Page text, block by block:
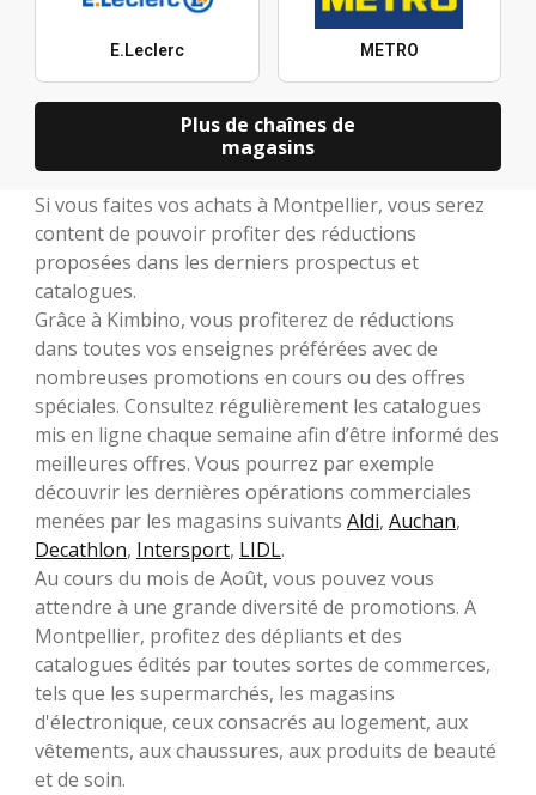
E.Leclerc METRO
Plus de chaînes de
magasins
Si vous faites vos achats à Montpellier, vous serez
content de pouvoir profiter des réductions
proposées dans les derniers prospectus et
catalogues.
Grâce à Kimbino, vous profiterez de réductions
dans toutes vos enseignes préférées avec de
nombreuses promotions en cours ou des offres
spéciales. Consultez régulièrement les catalogues
mis en ligne chaque semaine afin d’être informé des
meilleures offres. Vous pourrez par exemple
découvrir les dernières opérations commerciales
menées par les magasins suivants Aldi, Auchan,
Decathlon, Intersport, LIDL.
Au cours du mois de Août, vous pouvez vous
attendre à une grande diversité de promotions. A
Montpellier, profitez des dépliants et des
catalogues édités par toutes sortes de commerces,
tels que les supermarchés, les magasins
d'électronique, ceux consacrés au logement, aux
vêtements, aux chaussures, aux produits de beauté
et de soin.